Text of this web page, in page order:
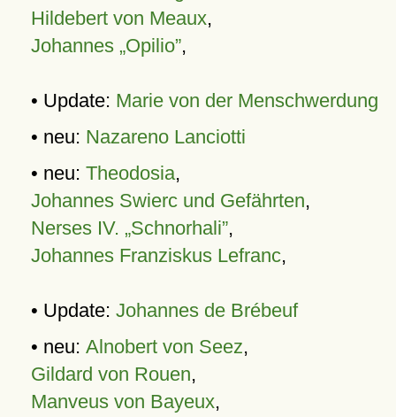
Hildebert von Meaux,
Johannes „Opilio”,
• Update: Marie von der Menschwerdung
• neu: Nazareno Lanciotti
• neu: Theodosia,
Johannes Swierc und Gefährten,
Nerses IV. „Schnorhali”,
Johannes Franziskus Lefranc,
• Update: Johannes de Brébeuf
• neu: Alnobert von Seez,
Gildard von Rouen,
Manveus von Bayeux,